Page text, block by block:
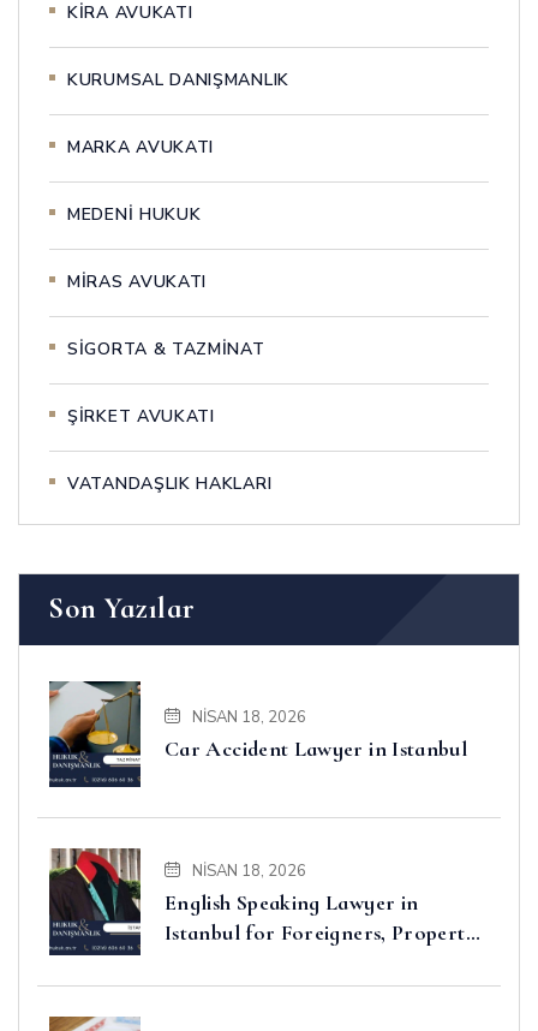
KİRA AVUKATI
KURUMSAL DANIŞMANLIK
MARKA AVUKATI
MEDENİ HUKUK
MİRAS AVUKATI
SİGORTA & TAZMİNAT
ŞİRKET AVUKATI
VATANDAŞLIK HAKLARI
Son Yazılar
NISAN 18, 2026
Car Accident Lawyer in Istanbul
NISAN 18, 2026
English Speaking Lawyer in
Istanbul for Foreigners, Property,